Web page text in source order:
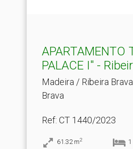
APARTAMENTO
PALACE I" -
Madeira / Ribeira
Brava
Ref: CT 1440/2023
61.32 m2 1